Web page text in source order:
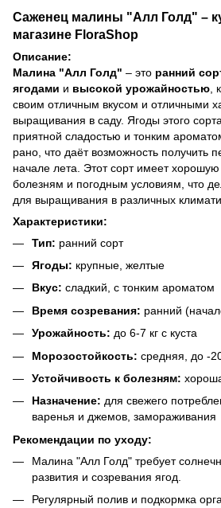
Саженец малины "Алл Голд" –
магазине FloraShop
Описание:
Малина "Алл Голд" – это ранний
ягодами и высокой урожайностью ,
своим отличным вкусом и отличными
выращивания в саду. Ягоды этого
приятной сладостью и тонким
рано, что даёт возможность получить
начале лета. Этот сорт имеет хорошую
болезням и погодным условиям, что
для выращивания в различных
Характеристики:
Тип: ранний сорт
Ягоды: крупные, желтые
Вкус: сладкий, с тонким ароматом
Время созревания: ранний
Урожайность: до 6-7 кг с куста
Морозостойкость: средняя, до -
Устойчивость к болезням:
Назначение: для свежего
варенья и джемов, замораживания
Рекомендации по уходу:
Малина "Алл Голд" требует
развития и созревания ягод.
Регулярный полив и подкормка